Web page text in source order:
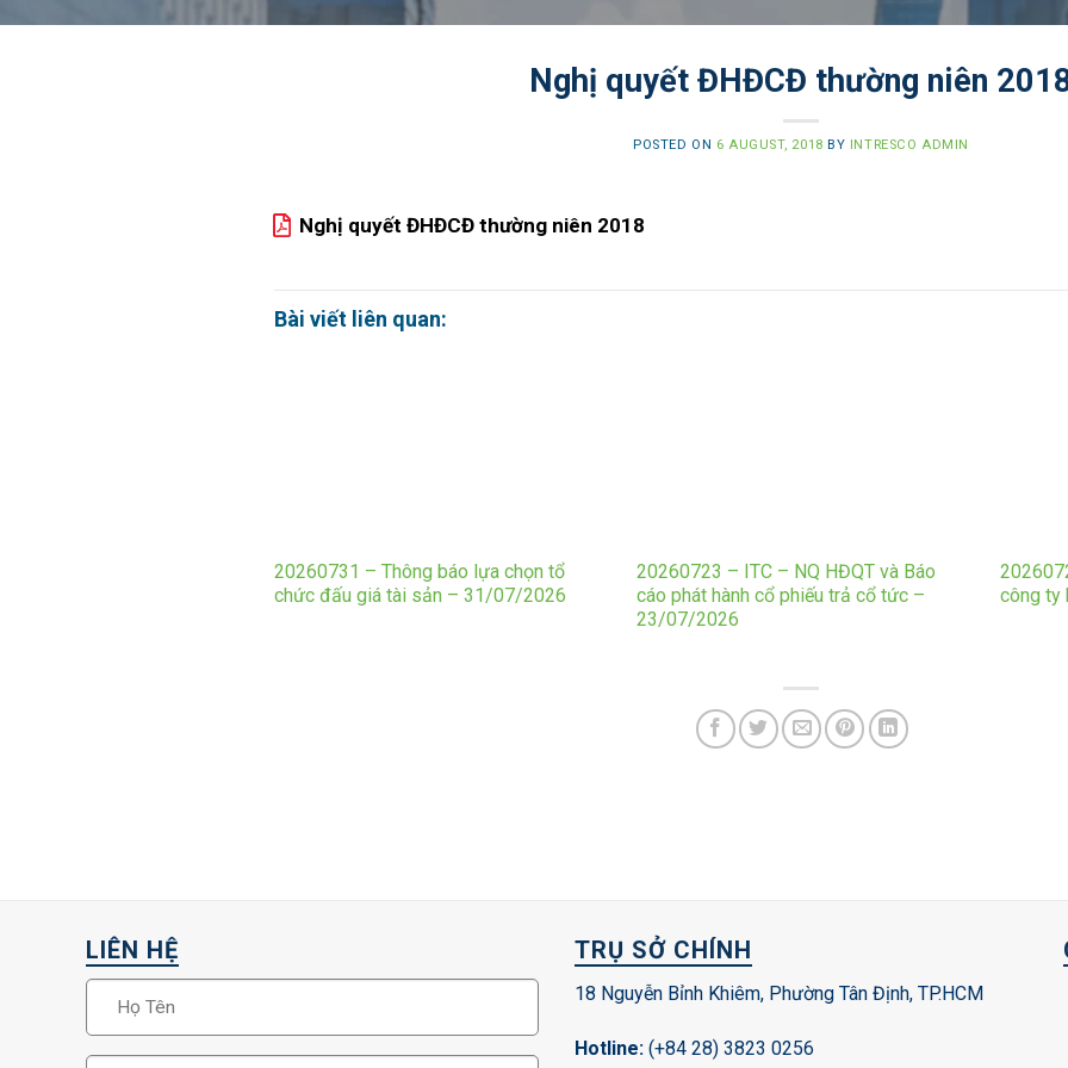
Nghị quyết ĐHĐCĐ thường niên
POSTED ON 6 AUGUST, 2018 BY INTRESCO ADMIN
Nghị quyết ĐHĐCĐ thường niên 2018
Bài viết liên quan:
20260731 – Thông báo lựa chọn tổ
chức đấu giá tài sản – 31/07/2026
20260723 – ITC – NQ HĐQT và Báo
cáo phát hành cổ phiếu trả cổ tức –
23/07/2026
công ty
LIÊN HỆ TRỤ SỞ CHÍNH
18 Nguyễn Bỉnh Khiêm, Phường Tân Định, TP.HCM
Hotline: (+84 28) 3823 0256